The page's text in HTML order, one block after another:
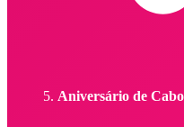
Aniversário de